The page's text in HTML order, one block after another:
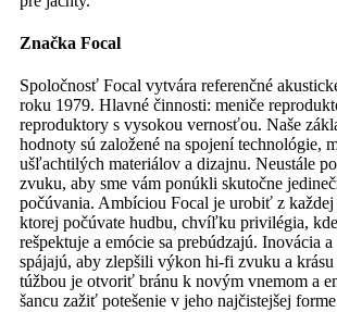
Značka Focal
Spoločnosť Focal vytvára referenčné
roku 1979. Hlavné činnosti: meniče
reproduktory s vysokou vernosťou. Naše
hodnoty sú založené na spojení technológie,
ušľachtilých materiálov a dizajnu. Neustále
zvuku, aby sme vám ponúkli skutočne
počúvania. Ambíciou Focal je urobiť z
ktorej počúvate hudbu, chvíľku privilégia,
rešpektuje a emócie sa prebúdzajú. Inovácia a
spájajú, aby zlepšili výkon hi-fi zvuku a krásu
túžbou je otvoriť bránu k novým vnemom a
šancu zažiť potešenie v jeho najčistejšej